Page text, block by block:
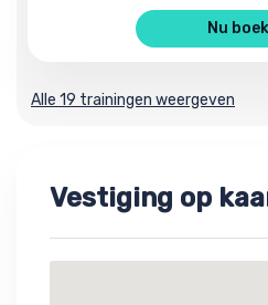
Nu
Alle 19 trainingen weergeven
Vestiging op